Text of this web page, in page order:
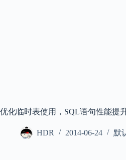
优化临时表使用，SQL语句性能提
HDR 2014-06-24 默